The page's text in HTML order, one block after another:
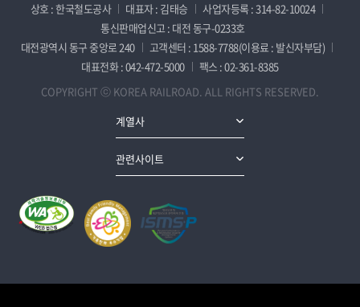
상호 : 한국철도공사 대표자 : 김태승
사업자등록 : 314-82-10024
통신판매업신고 : 대전 동구-0233호
대전광역시 동구 중앙로 240
고객센터 : 1588-7788(이용료 : 발신자부담)
대표전화 : 042-472-5000
팩스 : 02-361-8385
COPYRIGHT ⓒ KOREA RAILROAD. ALL RIGHTS RESERVED.
계열사
관련사이트